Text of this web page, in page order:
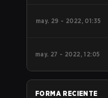
may. 29 - 2022, 01:35
may. 27 - 2022, 12:05
FORMA RECIENTE